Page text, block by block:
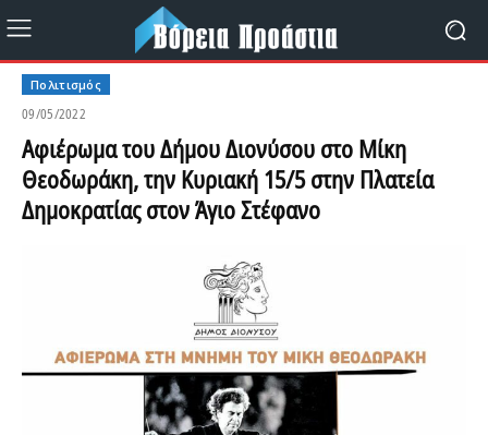
Πολιτισμός
09/05/2022
Αφιέρωμα του Δήμου Διονύσου στο Μίκη
Θεοδωράκη, την Κυριακή 15/5 στην Πλατεία
Δημοκρατίας στον Άγιο Στέφανο